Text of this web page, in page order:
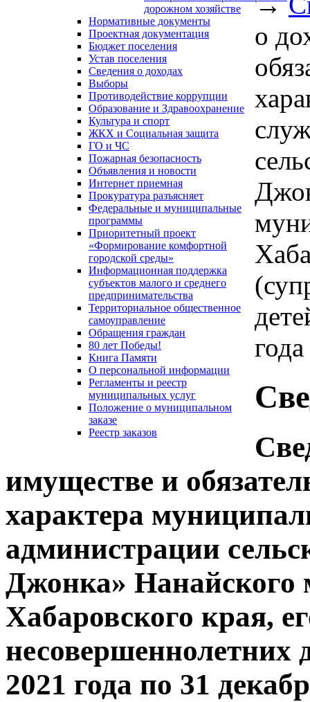
дорожном хозяйстве
Нормативные документы
Проектная документация
Бюджет поселения
Устав поселения
Сведения о доходах
Выборы
Противодействие коррупции
Образование и Здравоохранение
Культура и спорт
ЖКХ и Социальная защита
ГО и ЧС
Пожарная безопасность
Объявления и новости
Интернет приемная
Прокуратура разъясняет
Федеральные и муниципальные
программы
Приоритетный проект
«Формирование комфортной
городской среды»
Информационная поддержка
субъектов малого и среднего
предпринимательства
Территориальное общественное
самоуправление
Обращения граждан
80 лет Победы!
Книга Памяти
О персональной информации
Регламенты и реестр
муниципальных услуг
Положение о муниципальном
заказе
Реестр заказов
о
имуществе и
характера
администрации
Джонка» Нанайского
Хабаровского края,
несовершеннолетних
2021 года по 31